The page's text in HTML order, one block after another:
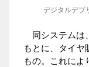
デジタルデプ
同システムは
もとに、タイヤ
もの。これによ